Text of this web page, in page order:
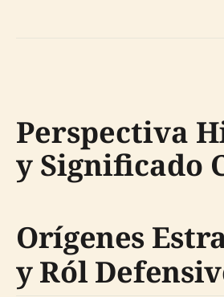
Perspectiva
y Significado
Orígenes
y Ról